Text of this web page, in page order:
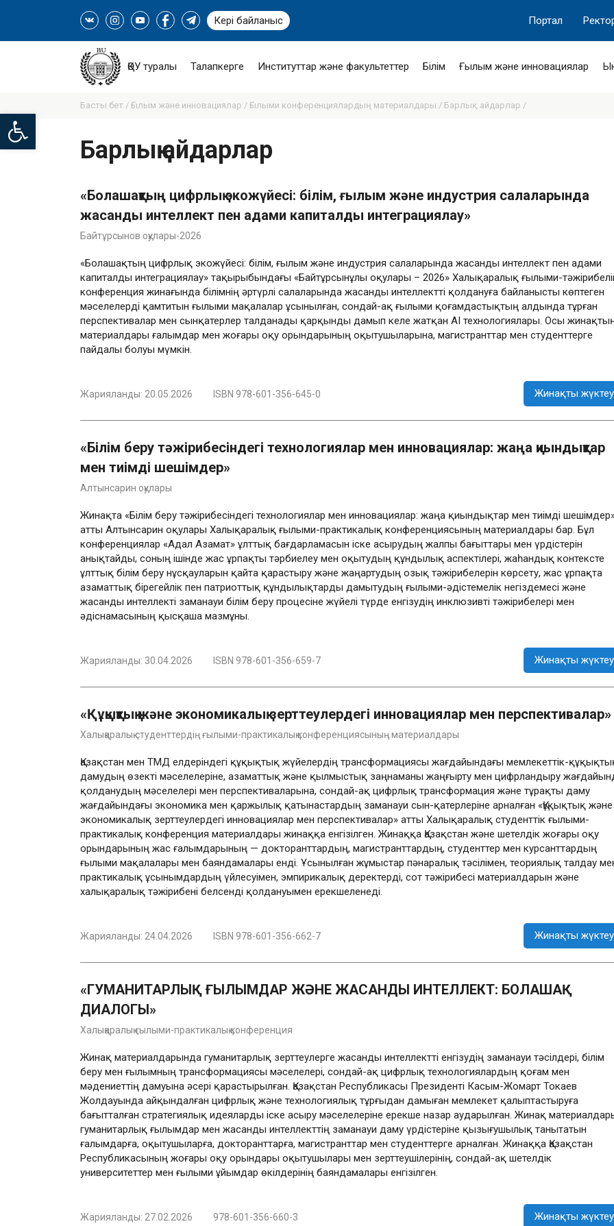
Open toolbar
Кері байланыс Портал
ҚӨУ туралы Талапкерге Институттар және факультеттер Білім Ғылым және инновациялар
Басты бет / Ғылым және инновациялар / Ғылыми конференциялардың материалдары / Барлық айдарлар /
Барлық айдарлар
«Болашақтың цифрлық экожүйесі: білім, ғылым және индустрия салаларында
жасанды интеллект пен адами капиталды интеграциялау»
Байтұрсынов оқулары-2026
«Болашақтың цифрлық экожүйесі: білім, ғылым және индустрия салаларында жасанды интеллект пен адами
капиталды интеграциялау» тақырыбындағы «Байтұрсынұлы оқулары – 2026» Халықаралық ғылыми-
конференция жинағында білімнің әртүрлі салаларында жасанды интеллектті қолдануға байланысты көптеген
мәселелерді қамтитын ғылыми мақалалар ұсынылған, сондай-ақ ғылыми қоғамдастықтың алдында тұрған
перспективалар мен сынқатерлер талданады қарқынды дамып келе жатқан AI технологиялары. Осы
материалдары ғалымдар мен жоғары оқу орындарының оқытушыларына, магистранттар мен студенттерге
пайдалы болуы мүмкін.
Жарияланды: 20.05.2026 ISBN 978-601-356-645-0 Жинақты жүктеу
«Білім беру тәжірибесіндегі технологиялар мен инновациялар: жаңа қиындықтар
мен тиімді шешімдер»
Алтынсарин оқулары
Жинақта «Білім беру тәжірибесіндегі технологиялар мен инновациялар: жаңа қиындықтар мен тиімді
атты Алтынсарин оқулары Халықаралық ғылыми-практикалық конференциясының материалдары бар. Бұл
конференциялар «Адал Азамат» ұлттық бағдарламасын іске асырудың жалпы бағыттары мен үрдістерін
анықтайды, соның ішінде жас ұрпақты тәрбиелеу мен оқытудың құндылық аспектілері, жаһандық контексте
ұлттық білім беру нұсқауларын қайта қарастыру және жаңартудың озық тәжірибелерін көрсету, жас ұрпақта
азаматтық бірегейлік пен патриоттық құндылықтарды дамытудың ғылыми-әдістемелік негіздемесі және
жасанды интеллекті заманауи білім беру процесіне жүйелі түрде енгізудің инклюзивті тәжірибелері мен
әдіснамасының қысқаша мазмұны.
Жарияланды: 30.04.2026 ISBN 978-601-356-659-7 Жинақты жүктеу
«Құқықтық және экономикалық зерттеулердегі инновациялар мен перспективалар»
Халықаралық студенттердің ғылыми-практикалық конференциясының материалдары
Қазақстан мен ТМД елдеріндегі құқықтық жүйелердің трансформациясы жағдайындағы мемлекеттік-
дамудың өзекті мәселелеріне, азаматтық және қылмыстық заңнаманы жаңғырту мен цифрландыру
қолданудың мәселелері мен перспективаларына, сондай-ақ цифрлық трансформация және тұрақты даму
жағдайындағы экономика мен қаржылық қатынастардың заманауи сын-қатерлеріне арналған «Құқықтық және
экономикалық зерттеулердегі инновациялар мен перспективалар» атты Халықаралық студенттік ғылыми-
практикалық конференция материалдары жинаққа енгізілген. Жинаққа Қазақстан және шетелдік жоғары оқу
орындарының жас ғалымдарының — докторанттардың, магистранттардың, студенттер мен курсанттардың
ғылыми мақалалары мен баяндамалары енді. Ұсынылған жұмыстар пәнаралық тәсілімен, теориялық талдау
практикалық ұсынымдардың үйлесуімен, эмпирикалық деректерді, сот тәжірибесі материалдарын және
халықаралық тәжірибені белсенді қолдануымен ерекшеленеді.
Жарияланды: 24.04.2026 ISBN 978-601-356-662-7 Жинақты жүктеу
«ГУМАНИТАРЛЫҚ ҒЫЛЫМДАР ЖӘНЕ ЖАСАНДЫ ИНТЕЛЛЕКТ: БОЛАШАҚ
ДИАЛОГЫ»
Халықаралық ғылыми-практикалық конференция
Жинақ материалдарында гуманитарлық зерттеулерге жасанды интеллектті енгізудің заманауи тәсілдері, білім
беру мен ғылымның трансформациясы мәселелері, сондай-ақ цифрлық технологиялардың қоғам мен
мәдениеттің дамуына әсері қарастырылған. Қазақстан Республикасы Президенті Касым-Жомарт Токаев
Жолдауында айқындалған цифрлық және технологиялық тұрғыдан дамыған мемлекет қалыптастыруға
бағытталған стратегиялық идеяларды іске асыру мәселелеріне ерекше назар аударылған. Жинақ
гуманитарлық ғылымдар мен жасанды интеллекттің заманауи даму үрдістеріне қызығушылық танытатын
ғалымдарға, оқытушыларға, докторанттарға, магистранттар мен студенттерге арналған. Жинаққа Қазақстан
Республикасының жоғары оқу орындары оқытушылары мен зерттеушілерінің, сондай-ақ шетелдік
университеттер мен ғылыми ұйымдар өкілдерінің баяндамалары енгізілген.
Жарияланды: 27.02.2026 978-601-356-660-3 Жинақты жүктеу